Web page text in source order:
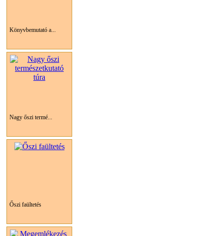
Könyvbemutató a...
Nagy őszi termé...
Őszi faültetés